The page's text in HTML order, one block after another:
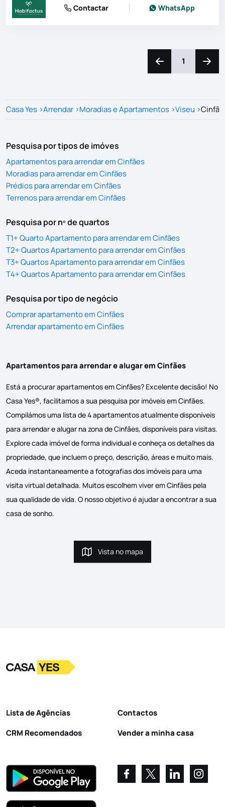
Contactar WhatsApp
Navegação para a
1
Casa Yes >Arrendar >Moradias e Apartamentos >Viseu >
Pesquisa por tipos de imóves
Apartamentos para arrendar em Cinfães
Moradias para arrendar em Cinfães
Prédios para arrendar em Cinfães
Terrenos para arrendar em Cinfães
Pesquisa por nº de quartos
T1+ Quarto Apartamento para arrendar em Cinfães
T2+ Quartos Apartamento para arrendar em Cinfães
T3+ Quartos Apartamento para arrendar em Cinfães
T4+ Quartos Apartamento para arrendar em Cinfães
Pesquisa por tipo de negócio
Comprar apartamento em Cinfães
Arrendar apartamento em Cinfães
Apartamentos para arrendar e alugar em Cinfães
Está a procurar apartamentos em Cinfães? Excelente decisão! No
Casa Yes®, facilitamos a sua pesquisa por imóveis em Cinfães.
Compilámos uma lista de 4 apartamentos atualmente disponíveis
para arrendar e alugar na zona de Cinfães, disponíveis para visitas.
Explore cada imóvel de forma individual e conheça os detalhes da
propriedade, que incluem o preço, descrição, áreas e muito mais.
Aceda instantaneamente a fotografias dos imóveis para uma
visita virtual detalhada. Muitos escolhem viver em Cinfães pela
sua qualidade de vida. O nosso objetivo é ajudar a encontrar a sua
casa de sonho.
Vista no mapa
Vista no mapa
LogoIr para a homepage
Lista de Agências
CRM Recomendados
Contactos
Vender a minha casa